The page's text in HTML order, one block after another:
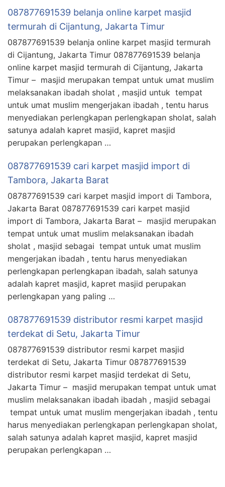
087877691539 belanja online karpet masjid
termurah di Cijantung, Jakarta Timur
087877691539 belanja online karpet masjid termurah
di Cijantung, Jakarta Timur 087877691539 belanja
online karpet masjid termurah di Cijantung, Jakarta
Timur – masjid merupakan tempat untuk umat muslim
melaksanakan ibadah sholat , masjid untuk tempat
untuk umat muslim mengerjakan ibadah , tentu harus
menyediakan perlengkapan perlengkapan sholat, salah
satunya adalah kapret masjid, kapret masjid
perupakan perlengkapan …
087877691539 cari karpet masjid import di
Tambora, Jakarta Barat
087877691539 cari karpet masjid import di Tambora,
Jakarta Barat 087877691539 cari karpet masjid
import di Tambora, Jakarta Barat – masjid merupakan
tempat untuk umat muslim melaksanakan ibadah
sholat , masjid sebagai tempat untuk umat muslim
mengerjakan ibadah , tentu harus menyediakan
perlengkapan perlengkapan ibadah, salah satunya
adalah kapret masjid, kapret masjid perupakan
perlengkapan yang paling …
087877691539 distributor resmi karpet masjid
terdekat di Setu, Jakarta Timur
087877691539 distributor resmi karpet masjid
terdekat di Setu, Jakarta Timur 087877691539
distributor resmi karpet masjid terdekat di Setu,
Jakarta Timur – masjid merupakan tempat untuk umat
muslim melaksanakan ibadah ibadah , masjid sebagai
tempat untuk umat muslim mengerjakan ibadah , tentu
harus menyediakan perlengkapan perlengkapan sholat,
salah satunya adalah kapret masjid, kapret masjid
perupakan perlengkapan …